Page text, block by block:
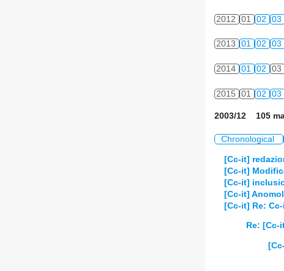
2012 01 02 03
2013 01 02 03
2014 01 02 03
2015 01 02 03
2003/12 105
Chronological
[Cc-it]
[Cc-it]
[Cc-it]
[Cc-it]
[Cc-it] Re:
Re: [Cc-